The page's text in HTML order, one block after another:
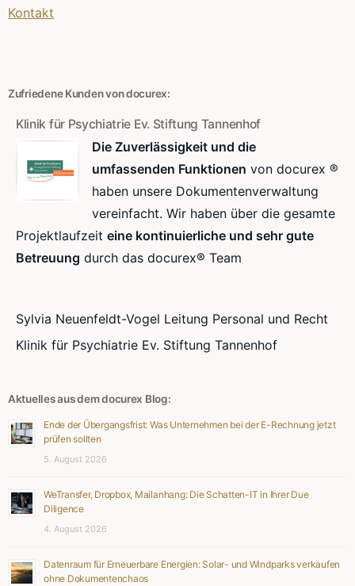
Kontakt
Zufriedene Kunden von docurex:
Klinik für Psychiatrie Ev. Stiftung Tannenhof
Die Zuverlässigkeit und die
umfassenden Funktionen von docurex ®
haben unsere Dokumentenverwaltung
vereinfacht. Wir haben über die gesamte
Projektlaufzeit eine kontinuierliche und sehr gute
Betreuung durch das docurex® Team
Sylvia Neuenfeldt-Vogel Leitung Personal und Recht
Klinik für Psychiatrie Ev. Stiftung Tannenhof
Aktuelles aus dem docurex Blog:
Ende der Übergangsfrist: Was Unternehmen bei der E-Rechnung jetzt
prüfen sollten
5. August 2026
WeTransfer, Dropbox, Mailanhang: Die Schatten-IT in Ihrer Due
Diligence
4. August 2026
Datenraum für Erneuerbare Energien: Solar- und Windparks verkaufen
ohne Dokumentenchaos